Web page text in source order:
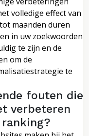
volledige effect van
maanden duren
in uw zoekwoorden
te zijn en de
om de
te
fouten die
verbeteren